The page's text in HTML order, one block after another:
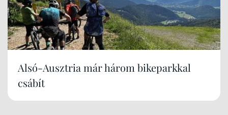
Alsó-Ausztria már három bikeparkkal
csábít